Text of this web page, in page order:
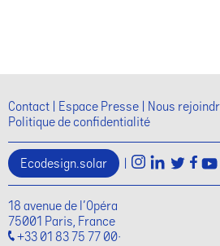
Contact Espace Presse Nous
Politique de confidentialité
Ecodesign.solar
18 avenue de l'Opéra
75001 Paris, France
+33 01 83 75 77 00·